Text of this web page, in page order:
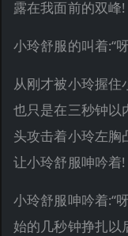
露在我面前的双峰!
小玲舒服的叫着:“
从刚才被小玲握住
也只是在三秒钟以
头攻击着小玲左胸
让小玲舒服呻吟着!
小玲舒服呻吟着:“
始的几秒钟挣扎以